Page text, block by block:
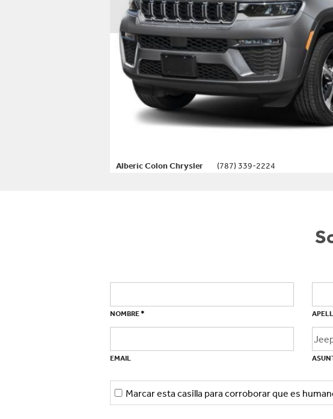
Alberic Colon Chrysler (787) 339-2224
NOMBRE*
EMAIL
Marcar esta casilla para corroborar que es